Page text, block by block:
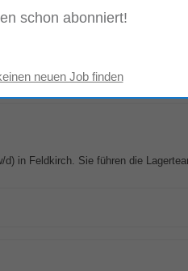
Englischkurse...
in Feldkirch. Sie führen die
schon abonniert!